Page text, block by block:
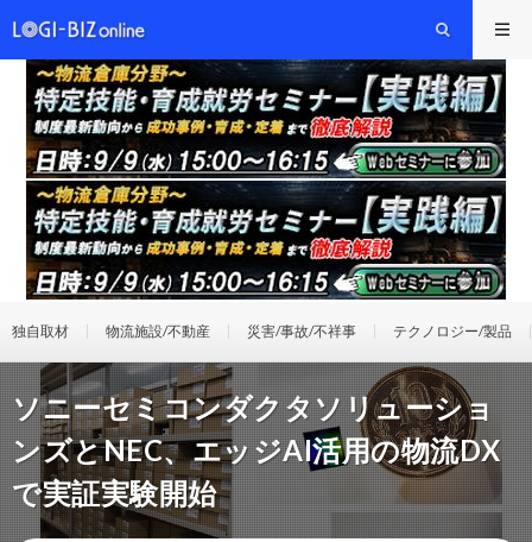
独自取材 物流施設/不動産 災害/事故/不祥事 テクノロジー/製品
ソニーセミコンダクタソリューショ
ンズとNEC、エッジAI活用の物流DX
で実証実験開始